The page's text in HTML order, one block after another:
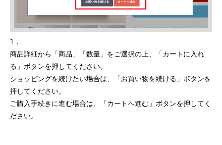
1．
商品詳細から「商品」「数量」をご選択の上、「カートに入れ
る」ボタンを押してください。
ショッピングを続けたい場合は、「お買い物を続ける」ボタンを
押してください。
ご購入手続きに進む場合は、「カートへ進む」ボタンを押してく
ださい。